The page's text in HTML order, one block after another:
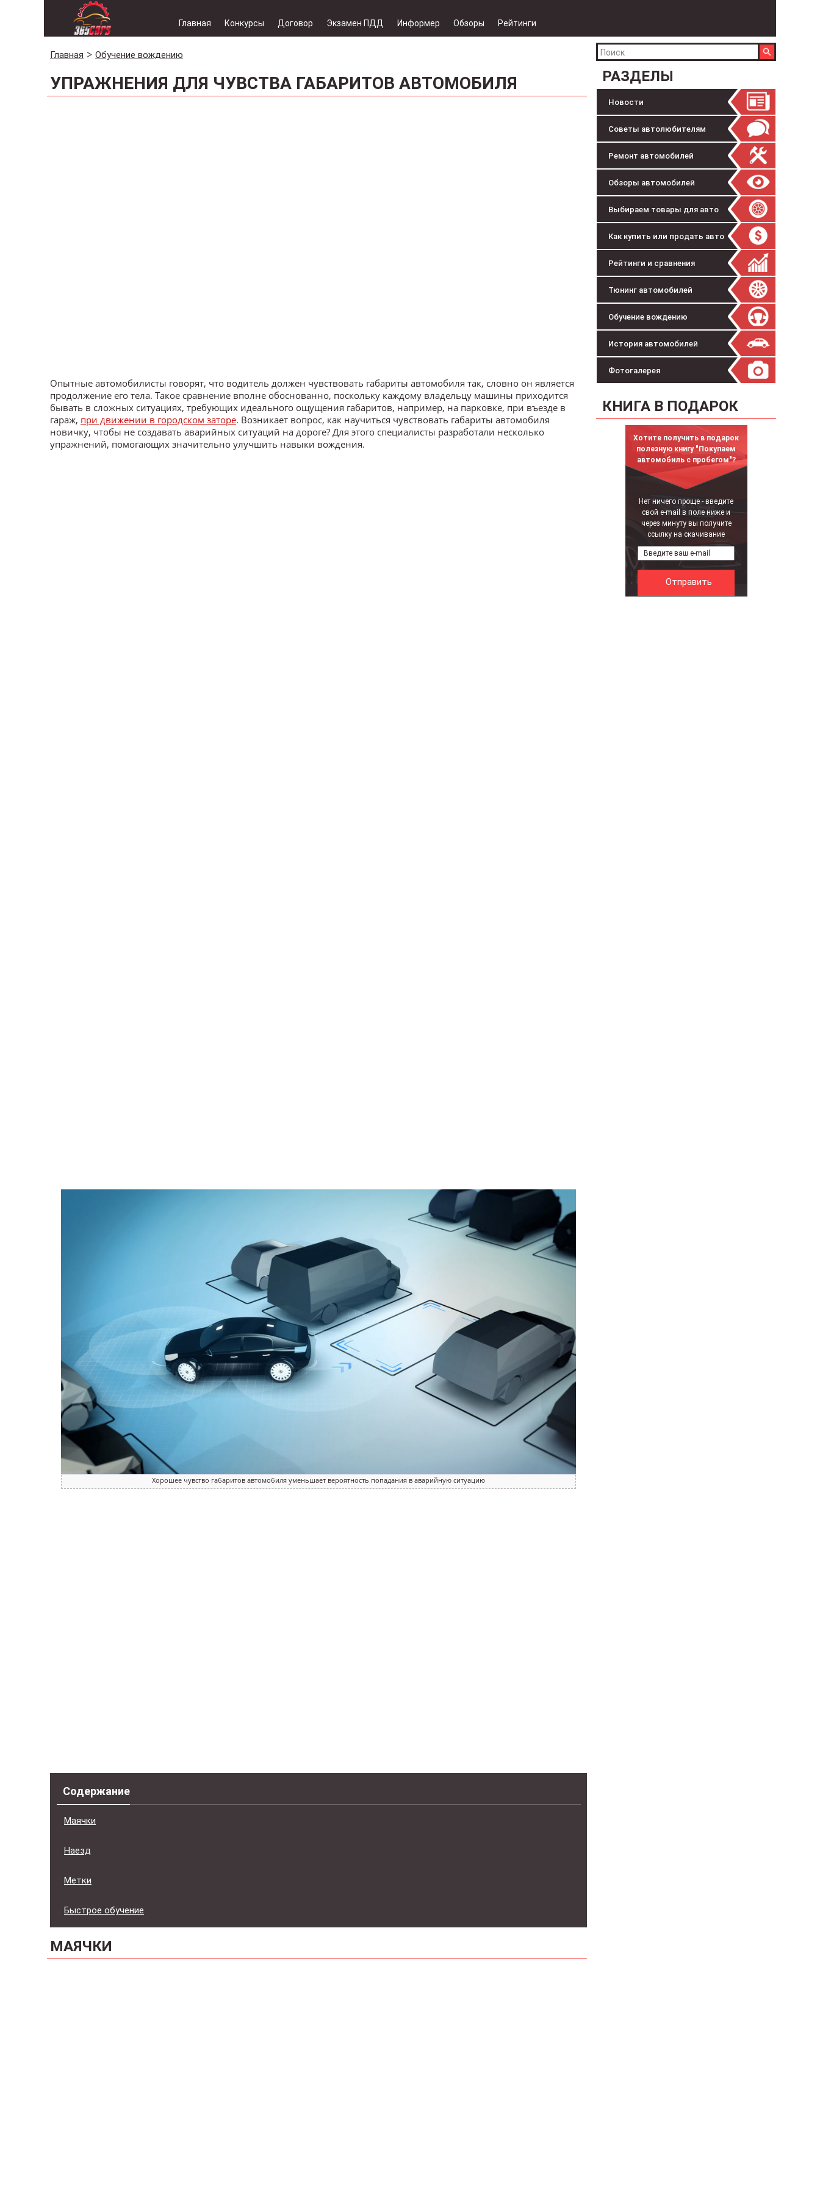
Главная Конкурсы Договор Экзамен ПДД Информер Обзоры Рейтинги
РАЗДЕЛЫ
Новости
Советы автолюбителям
Ремонт автомобилей
Обзоры автомобилей
Выбираем товары для авто
Как купить или продать авто
Рейтинги и сравнения
Тюнинг автомобилей
Обучение вождению
История автомобилей
Фотогалерея
КНИГА В ПОДАРОК
Хотите получить в подарок
полезную книгу "Покупаем
автомобиль с пробегом"?
Нет ничего проще - введите
свой e-mail в поле ниже и
через минуту вы получите
ссылку на скачивание
Главная Обучение вождению
УПРАЖНЕНИЯ ДЛЯ ЧУВСТВА ГАБАРИТОВ АВТОМОБИЛЯ
Опытные автомобилисты говорят, что водитель должен чувствовать габариты автомобиля так, словно он является
продолжение его тела. Такое сравнение вполне обоснованно, поскольку каждому владельцу машины приходится
бывать в сложных ситуациях, требующих идеального ощущения габаритов, например, на парковке, при въезде в
гараж, при движении в городском заторе. Возникает вопрос, как научиться чувствовать габариты автомобиля
новичку, чтобы не создавать аварийных ситуаций на дороге? Для этого специалисты разработали несколько
упражнений, помогающих значительно улучшить навыки вождения.
Хорошее чувство габаритов автомобиля уменьшает вероятность попадания в аварийную ситуацию
Содержание
Маячки
Наезд
Метки
Быстрое обучение
МАЯЧКИ